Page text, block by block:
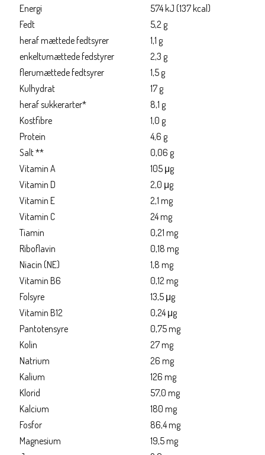
Energi
574 kJ (137 kcal)
Fedt
5,2 g
heraf mættede fedtsyrer
1,1 g
enkeltumættede fedstyrer
2,3 g
flerumættede fedtsyrer
1,5 g
Kulhydrat
17 g
heraf sukkerarter*
8,1 g
Kostfibre
1,0 g
Protein
4,6 g
Salt **
0,06 g
Vitamin A
105 μg
Vitamin D
2,0 μg
Vitamin E
2,1 mg
Vitamin C
24 mg
Tiamin
0,21 mg
Riboflavin
0,18 mg
Niacin (NE)
1,8 mg
Vitamin B6
0,12 mg
Folsyre
13,5 μg
Vitamin B12
0,24 μg
Pantotensyre
0,75 mg
Kolin
27 mg
Natrium
26 mg
Kalium
126 mg
Klorid
57,0 mg
Kalcium
180 mg
Fosfor
86,4 mg
Magnesium
19,5 mg